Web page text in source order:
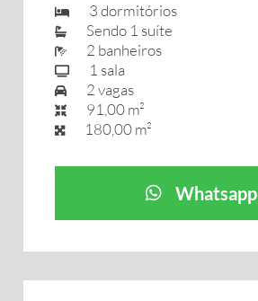
3 dormitórios
Sendo 1 suíte
2 banheiros
1 sala
2 vagas
91,00 m²
180,00 m²
Whatsapp